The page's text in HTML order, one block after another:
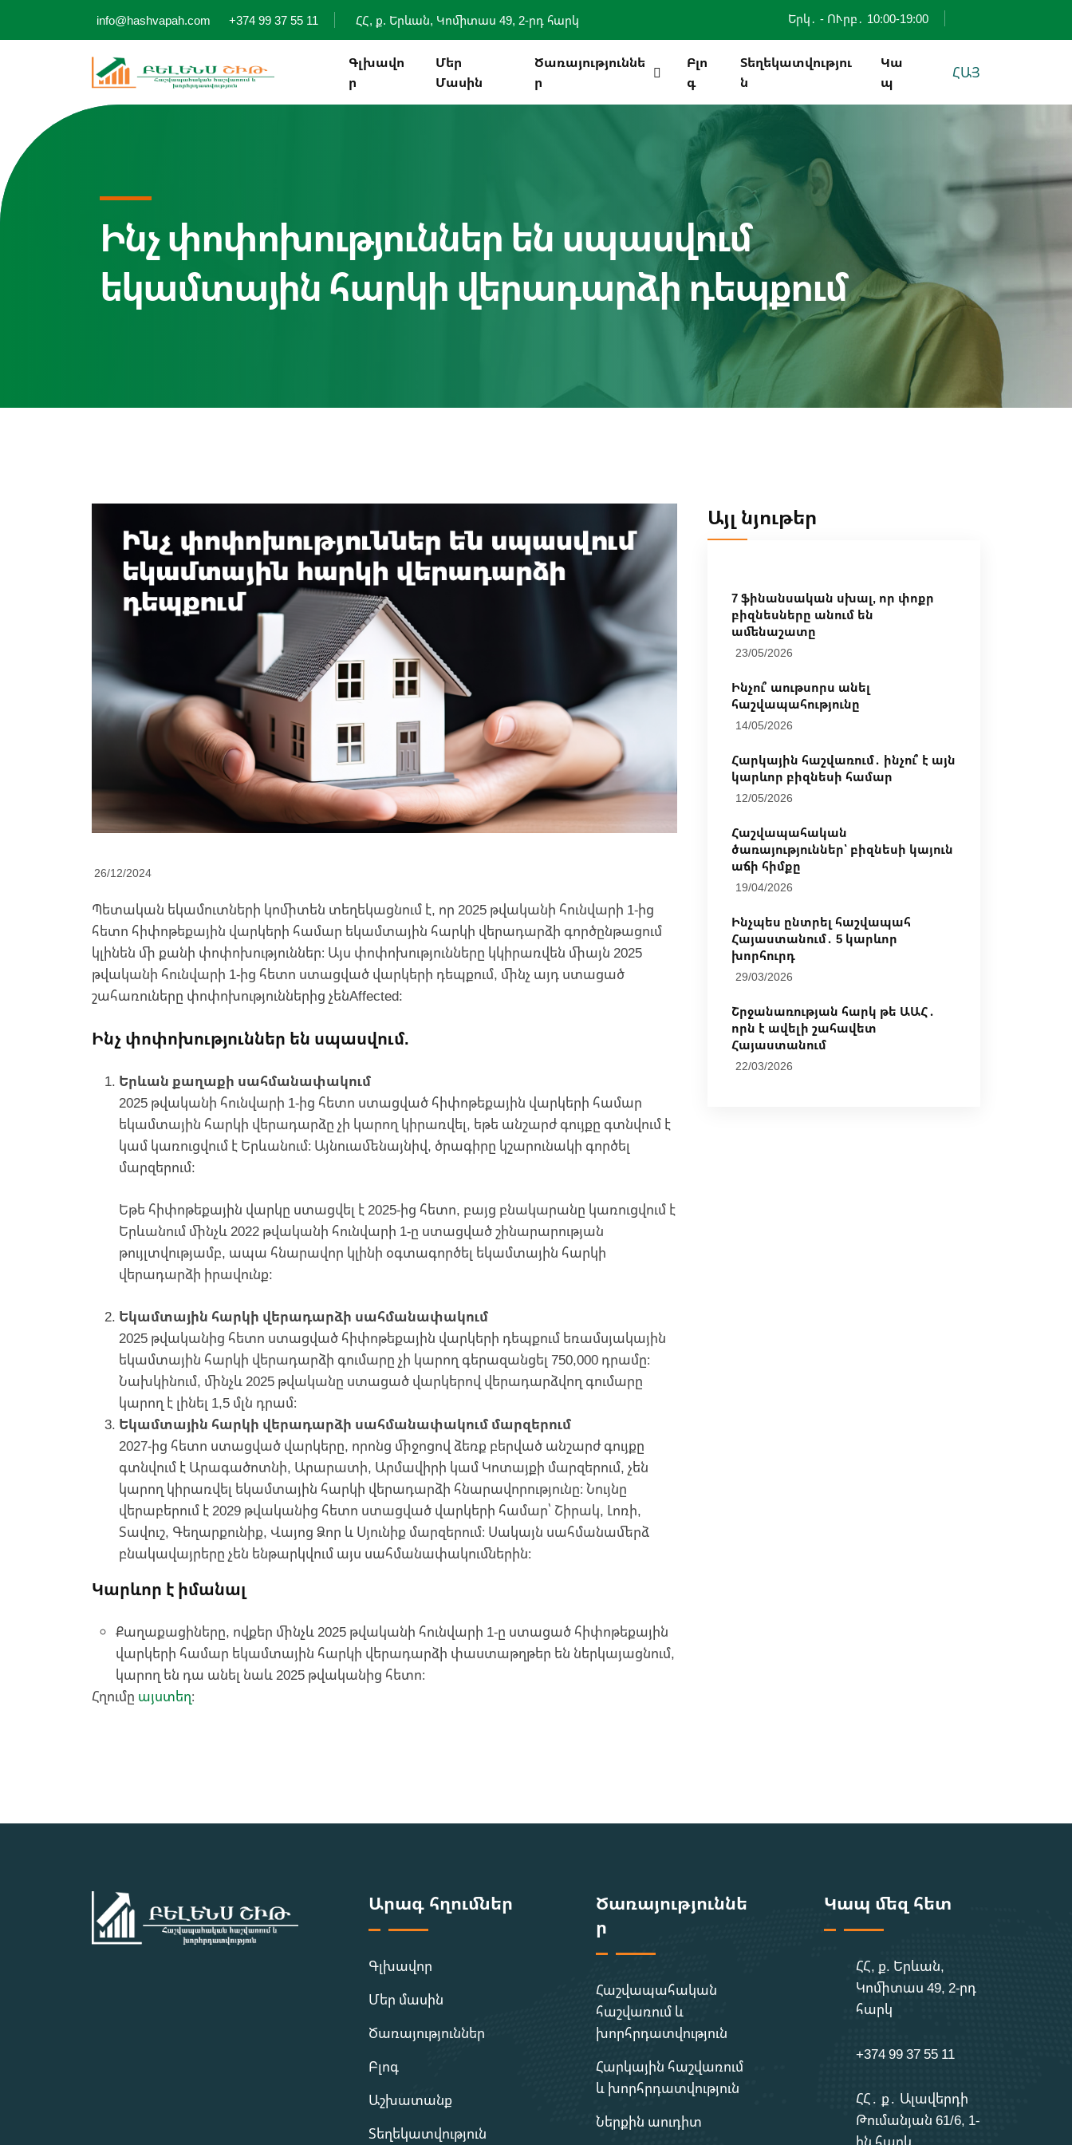
info@hashvapah.com +374 99 37 55 11 ՀՀ, ք. Երևան, Կոմիտաս 49, 2-րդ հարկ Երկ․ - ՈՒրբ․ 10:00-19:00
Գլխավո
Ր
Մեր
Մասին
Ծառայություննե
Ր
Բլո
Գ
Տեղեկատվությու
Ն
Կա
Պ
ՀԱՅ
Ինչ փոփոխություններ են սպասվում
եկամտային հարկի վերադարձի դեպքում
26/12/2024
Պետական եկամուտների կոմիտեն տեղեկացնում է, որ 2025 թվականի հունվարի 1-ից
հետո հիփոթեքային վարկերի համար եկամտային հարկի վերադարձի գործընթացում
կլինեն մի քանի փոփոխություններ։ Այս փոփոխությունները կկիրառվեն միայն 2025
թվականի հունվարի 1-ից հետո ստացված վարկերի դեպքում, մինչ այդ ստացած
շահառուները փոփոխություններից չենAffected:
Ինչ փոփոխություններ են սպասվում.
Երևան քաղաքի սահմանափակում
2025 թվականի հունվարի 1-ից հետո ստացված հիփոթեքային վարկերի համար
եկամտային հարկի վերադարձը չի կարող կիրառվել, եթե անշարժ գույքը գտնվում է
կամ կառուցվում է Երևանում։ Այնուամենայնիվ, ծրագիրը կշարունակի գործել
մարզերում:
Եթե հիփոթեքային վարկը ստացվել է 2025-ից հետո, բայց բնակարանը կառուցվում է
Երևանում մինչև 2022 թվականի հունվարի 1-ը ստացված շինարարության
թույլտվությամբ, ապա հնարավոր կլինի օգտագործել եկամտային հարկի
վերադարձի իրավունք:
Եկամտային հարկի վերադարձի սահմանափակում
2025 թվականից հետո ստացված հիփոթեքային վարկերի դեպքում եռամսյակային
եկամտային հարկի վերադարձի գումարը չի կարող գերազանցել 750,000 դրամը։
Նախկինում, մինչև 2025 թվականը ստացած վարկերով վերադարձվող գումարը
կարող է լինել 1,5 մլն դրամ։
Եկամտային հարկի վերադարձի սահմանափակում մարզերում
2027-ից հետո ստացված վարկերը, որոնց միջոցով ձեռք բերված անշարժ գույքը
գտնվում է Արագածոտնի, Արարատի, Արմավիրի կամ Կոտայքի մարզերում, չեն
կարող կիրառվել եկամտային հարկի վերադարձի հնարավորությունը։ Նույնը
վերաբերում է 2029 թվականից հետո ստացված վարկերի համար՝ Շիրակ, Լոռի,
Տավուշ, Գեղարքունիք, Վայոց Ձոր և Սյունիք մարզերում։ Սակայն սահմանամերձ
բնակավայրերը չեն ենթարկվում այս սահմանափակումներին։
Կարևոր է իմանալ
Քաղաքացիները, ովքեր մինչև 2025 թվականի հունվարի 1-ը ստացած հիփոթեքային
վարկերի համար եկամտային հարկի վերադարձի փաստաթղթեր են ներկայացնում,
կարող են դա անել նաև 2025 թվականից հետո։
Հղումը այստեղ։
Այլ նյութեր
7 ֆինանսական սխալ, որ փոքր
բիզնեսները անում են
ամենաշատը
23/05/2026
Ինչու՞ աութսորս անել
հաշվապահությունը
14/05/2026
Հարկային հաշվառում․ ինչու՞ է այն
կարևոր բիզնեսի համար
12/05/2026
Հաշվապահական
ծառայություններ՝ բիզնեսի կայուն
աճի հիմքը
19/04/2026
Ինչպես ընտրել հաշվապահ
Հայաստանում․ 5 կարևոր
խորհուրդ
29/03/2026
Շրջանառության հարկ թե ԱԱՀ․
որն է ավելի շահավետ
Հայաստանում
22/03/2026
Արագ հղումներ
Գլխավոր
Մեր մասին
Ծառայություններ
Բլոգ
Աշխատանք
Տեղեկատվություն
Ծառայություննե
ր
Հաշվապահական
հաշվառում և
խորհրդատվություն
Հարկային հաշվառում
և խորհրդատվություն
Ներքին աուդիտ
Կապ մեզ հետ
ՀՀ, ք. Երևան,
Կոմիտաս 49, 2-րդ
հարկ
+374 99 37 55 11
ՀՀ․ ք․ Ալավերդի
Թումանյան 61/6, 1-